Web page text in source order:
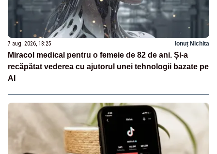
7 aug. 2026, 18:25 Ionuț Nichita
Miracol medical pentru o femeie de 82 de ani. Și-a
recăpătat vederea cu ajutorul unei tehnologii bazate pe
AI